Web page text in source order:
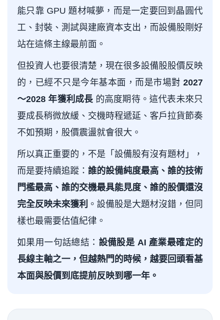
能只靠 GPU 題材喊夢，而是一定要回到晶圓代
工、封裝、測試與建廠資本支出，而設備股剛好
站在這條主線最前面。
但投資人也要很清楚，現在很多設備股股價反映
的，已經不只是今年基本面，而是市場對 2027
～2028 年獲利成長的高度期待。這代表未來只
要成長稍微放緩、交機時程遞延、客戶拉貨節奏
不如預期，股價震盪就會很大。
所以真正重要的，不是「設備股有沒有題材」，
而是要持續追蹤： 誰的設備純度最高、誰的技術
門檻最高、誰的交機最具能見度、誰的股價還沒
完全反映未來獲利 。設備股是大題材沒錯，但同
樣也最需要估值紀律。
如果用一句話總結： 設備股是 AI 產業最確定的
長線主軸之一，但越熱門的時候，越要回頭看基
本面與股價到底提前反映到哪一年。